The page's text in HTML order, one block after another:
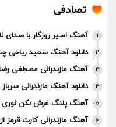
تصادفی
1 آهنگ اسیر روزگار با صدای
2 دانلود آهنگ سعید
3 آهنگ مازندرانی مصطفی
4 دانلود آهنگ مازندرانی
5 آهنگ پلنگ غرش نکن نوری
6 آهنگ مازندرانی کارت قرمز